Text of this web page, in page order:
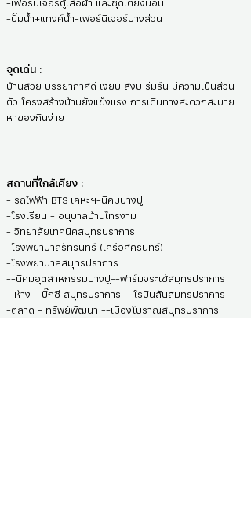
-เฟอร์นิเจอร์ตู้เสื้อผ้า และชุดเตียงนอน
-ปั๊มน้ำ+แทงค์น้ำ-เฟอร์นิเจอร์บางส่วน
จุดเด่น :
บ้านสวย บรรยากาศดี เงียบ สงบ ร่มรื่น มีความเป็นส่วน
ตัว โครงสร้างบ้านยังแข็งแรง การเดินทางสะดวกสะบาย
หาของกินง่าย
สถานที่ใกล้เคียง :
- รถไฟฟ้า BTS เคหะฯ-นิคมบางปู
-โรงเรียน - อนุบาลบ้านไทรงาม
- วิทยาลัยเทคนิคสมุทรปราการ
-โรงพยาบาลรัทรินทร์ (เครือศิครินทร์)
-โรงพยาบาลสมุทรปราการ
--นิคมอุตสาหกรรมบางปู--ฟาร์มจระเข้สมุทรปราการ
- ห้าง - บิ๊กซี สมุทรปราการ --โรบินสันสมุทรปราการ
-ตลาด - ทรัพย์พัฒนา --เมืองโบราณสมุทรปราการ